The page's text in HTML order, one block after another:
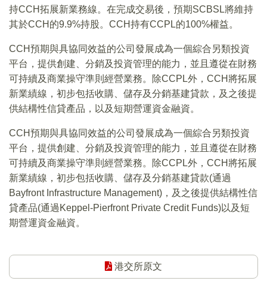
持CCH拓展新業務線。在完成交易後，預期SCBSL將維持
其於CCH的9.9%持股。CCH持有CCPL的100%權益。
CCH預期與具協同效益的公司發展成為一個綜合另類投資
平台，提供創建、分銷及投資管理的能力，並且遵從在財務
可持續及商業操守準則經營業務。除CCPL外，CCH將拓展
新業績線，初步包括收購、儲存及分銷基建貸款，及之後提
供結構性信貸產品，以及短期營運資金融資。
CCH預期與具協同效益的公司發展成為一個綜合另類投資
平台，提供創建、分銷及投資管理的能力，並且遵從在財務
可持續及商業操守準則經營業務。除CCPL外，CCH將拓展
新業績線，初步包括收購、儲存及分銷基建貸款(通過
Bayfront Infrastructure Management)，及之後提供結構性信
貸產品(通過Keppel-Pierfront Private Credit Funds)以及短
期營運資金融資。
港交所原文